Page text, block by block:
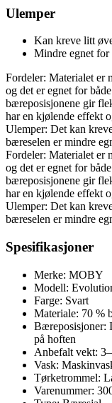
Ulemper
Kan kreve litt
Mindre egnet
Fordeler: Materialet er
og det er egnet for
bæreposisjonene gir
har en kjølende effekt
Ulemper: Det kan
bæreselen er mindre
Fordeler: Materialet er
og det er egnet for
bæreposisjonene gir
har en kjølende effekt
Ulemper: Det kan
bæreselen er mindre
Spesifikasjoner
Merke: MOBY
Modell:
Farge: Svart
Materiale: 70 %
Bæreposisjoner:
på hoften
Anbefalt vekt:
Vask:
Tørketrommel:
Varenummer: